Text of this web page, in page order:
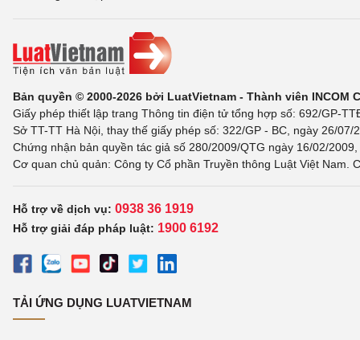
Bản quyền © 2000-2026 bởi LuatVietnam - Thành viên INCOM
Giấy phép thiết lập trang Thông tin điện tử tổng hợp số: 692/GP-
Sở TT-TT Hà Nội, thay thế giấy phép số: 322/GP - BC, ngày 26/
Chứng nhận bản quyền tác giả số 280/2009/QTG ngày 16/02/
Cơ quan chủ quản: Công ty Cổ phần Truyền thông Luật Việt Nam.
Hỗ trợ về dịch vụ: 0938 36 1919
Hỗ trợ giải đáp pháp luật: 1900 6192
TẢI ỨNG DỤNG LUATVIETNAM